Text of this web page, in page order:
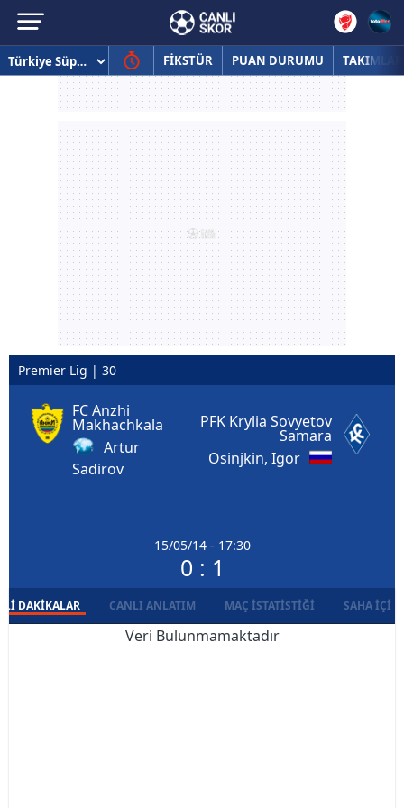
FİKSTÜR PUAN DURUMU TAKIMLAR
Premier Lig | 30
FC Anzhi
Makhachkala
Artur
Sadirov
15/05/14 - 17:30
0 : 1
PFK Krylia Sovyetov
Samara
Osinjkin, Igor
DAKIKALAR CANLI ANLATIM MAÇ İSTATISTIĞI SAHA İÇI
Veri Bulunmamaktadır